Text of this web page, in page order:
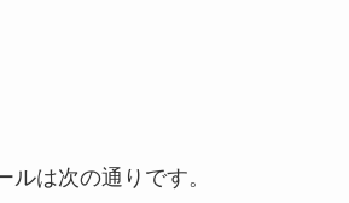
ルは次の通りです。